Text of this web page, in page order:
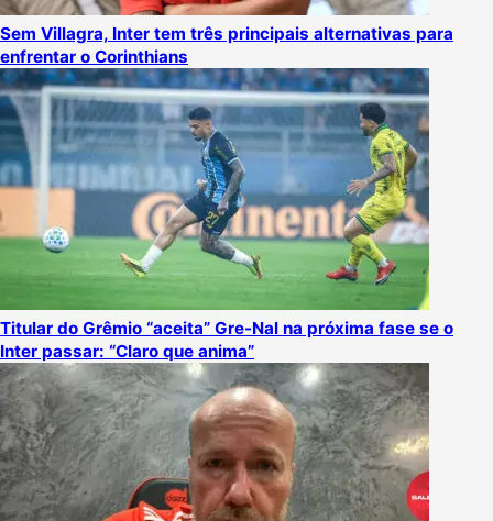
Sem Villagra, Inter tem três principais alternativas para
enfrentar o Corinthians
Titular do Grêmio “aceita” Gre-Nal na próxima fase se o
Inter passar: “Claro que anima”